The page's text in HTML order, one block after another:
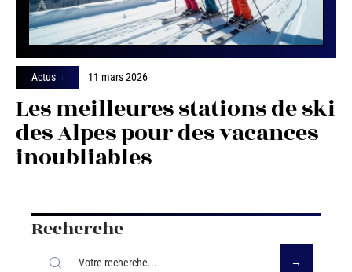
Actus 11 mars 2026
Les meilleures stations de ski
des Alpes pour des vacances
inoubliables
Recherche